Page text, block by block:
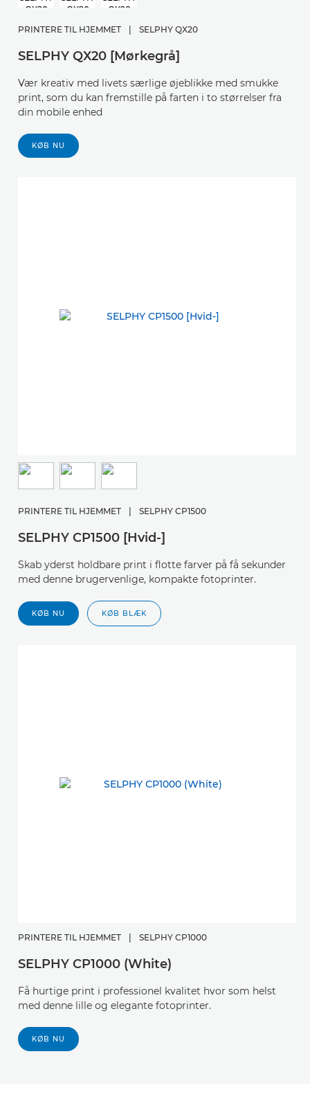
PRINTERE TIL HJEMMET | SELPHY QX20
SELPHY QX20 [Mørkegrå]
Vær kreativ med livets særlige øjeblikke med smukke
print, som du kan fremstille på farten i to størrelser fra
din mobile enhed
KØB NU
PRINTERE TIL HJEMMET | SELPHY CP1500
SELPHY CP1500 [Hvid-]
Skab yderst holdbare print i flotte farver på få sekunder
med denne brugervenlige, kompakte fotoprinter.
KØB NU KØB BLÆK
PRINTERE TIL HJEMMET | SELPHY CP1000
SELPHY CP1000 (White)
Få hurtige print i professionel kvalitet hvor som helst
med denne lille og elegante fotoprinter.
KØB NU